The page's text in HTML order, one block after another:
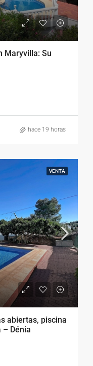
Maryvilla: Su
hace 19 horas
VENTA
abiertas, piscina
– Dénia